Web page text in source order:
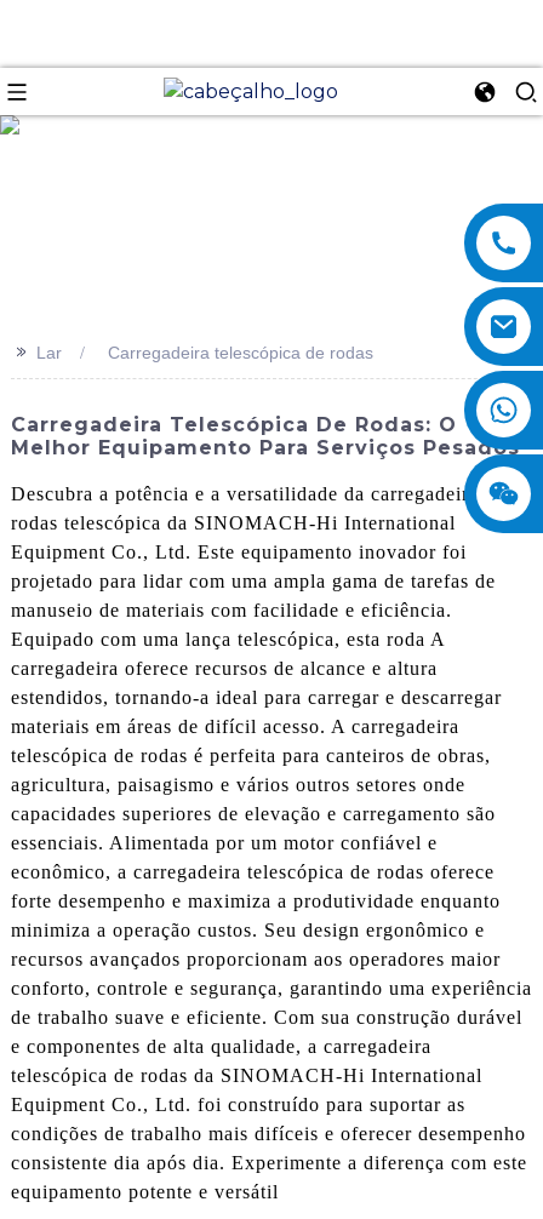
>> Lar Carregadeira telescópica de rodas
Carregadeira Telescópica De Rodas: O
Melhor Equipamento Para Serviços Pesados
Descubra a potência e a versatilidade da carregadeira de
rodas telescópica da SINOMACH-Hi International
Equipment Co., Ltd. Este equipamento inovador foi
projetado para lidar com uma ampla gama de tarefas de
manuseio de materiais com facilidade e eficiência.
Equipado com uma lança telescópica, esta roda A
carregadeira oferece recursos de alcance e altura
estendidos, tornando-a ideal para carregar e descarregar
materiais em áreas de difícil acesso. A carregadeira
telescópica de rodas é perfeita para canteiros de obras,
agricultura, paisagismo e vários outros setores onde
capacidades superiores de elevação e carregamento são
essenciais. Alimentada por um motor confiável e
econômico, a carregadeira telescópica de rodas oferece
forte desempenho e maximiza a produtividade enquanto
minimiza a operação custos. Seu design ergonômico e
recursos avançados proporcionam aos operadores maior
conforto, controle e segurança, garantindo uma experiência
de trabalho suave e eficiente. Com sua construção durável
e componentes de alta qualidade, a carregadeira
telescópica de rodas da SINOMACH-Hi International
Equipment Co., Ltd. foi construído para suportar as
condições de trabalho mais difíceis e oferecer desempenho
consistente dia após dia. Experimente a diferença com este
equipamento potente e versátil